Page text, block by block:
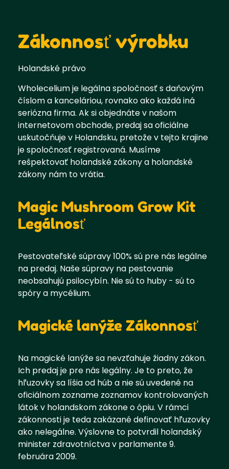
Zákonnosť výrobku
Holandské právo
Wholecelium je legálna spoločnosť s daňovým
číslom a kanceláriou, rovnako ako každá iná
seriózna firma. Ak si objednáte v našom
internetovom obchode, predaj sa oficiálne
uskutočňuje v Holandsku, pretože v tejto krajine
je spoločnosť registrovaná. Musíme
rešpektovať holandské zákony a holandské
zákony nám to vrátia.
Magic Mushroom Grow Kit
Legálnosť
Pestovateľské súpravy 100% sú pre nás legálne
na predaj. Naše súpravy na pestovanie
neobsahujú psilocybín. Nie sú to huby - sú to
spóry a mycélium.
Magické lanýže Zákonnosť
Na magické lanýže sa nevzťahuje žiadny zákon.
Ich predaj je pre nás legálny. Je to preto, že
hľuzovky sa líšia od húb a nie sú uvedené na
oficiálnom zozname zoznamov kontrolovaných
látok v holandskom zákone o ópiu. V rámci
zákonnosti je teda zakázané definovať hľuzovky
ako nelegálne. Výslovne to potvrdil holandský
minister zdravotníctva v parlamente 9.
februára 2009.